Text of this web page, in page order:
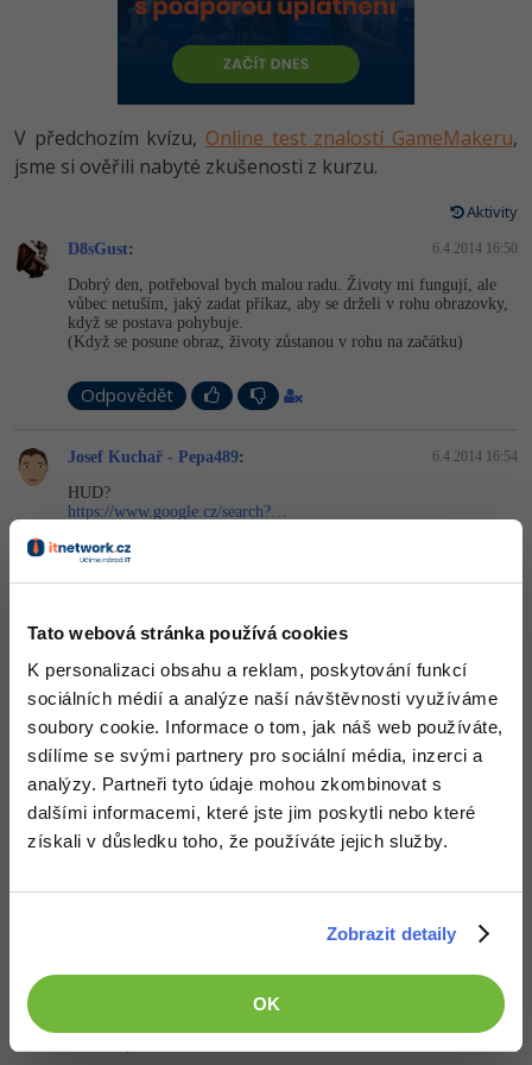
Tato webová stránka používá cookies
K personalizaci obsahu a reklam, poskytování funkcí
sociálních médií a analýze naší návštěvnosti využíváme
soubory cookie. Informace o tom, jak náš web používáte,
sdílíme se svými partnery pro sociální média, inzerci a
analýzy. Partneři tyto údaje mohou zkombinovat s
dalšími informacemi, které jste jim poskytli nebo které
získali v důsledku toho, že používáte jejich služby.
Zobrazit detaily
OK
HTML5, CSS3, Bootstrap, SEO
SQL a databáze
Testování a verzování
Spring
ASP.NET MVC
JavaScript
Python
MySQL/MariaDB
MS-SQL
Vývojář mobilních aplikací
Specialista na AI a bigdata
C# Game developer
Webdesigner
Tester
Systémový administrátor
Grafik / UX/UI návrhář
3D grafik
Projektový manažer
Databázový analytik
WordPress specialista
SEO specialista
Python -80%
JavaScript -80%
PHP
-80%
Swift
Kotlin -80%
-80%
VB.NET
SQL
Návrh SW -80%
Algoritmy
Umělá inteligence (AI) -10%
Pro děti
Více
Datová analýza
Digitální gramotnost
HTML/CSS -80%
Photoshop
Příběhy absolventů
Blog
V předchozím kvízu, Online test znalostí GameMakeru,
jsme si ověřili nabyté zkušenosti z kurzu.
Aktivity
D8sGust: 6.4.2014 16:50
Dobrý den, potřeboval bych malou radu. Životy mi fungují, ale
vůbec netuším, jaký zadat příkaz, aby se drželi v rohu obrazovky,
když se postava pohybuje.
(Když se posune obraz, životy zůstanou v rohu na začátku)
Odpovědět
Josef Kuchař - Pepa489: 6.4.2014 16:54
HUD?
https://www.google.cz/search?…
Nahoru
Děláme co je v našich silách, aby byly zdejší diskuze co
nejkvalitnější. Proto do nich také mohou přispívat pouze
registrovaní členové. Pro zapojení do diskuze sepřihlas.
Pokud ještě nemáš účet,zaregistruj se